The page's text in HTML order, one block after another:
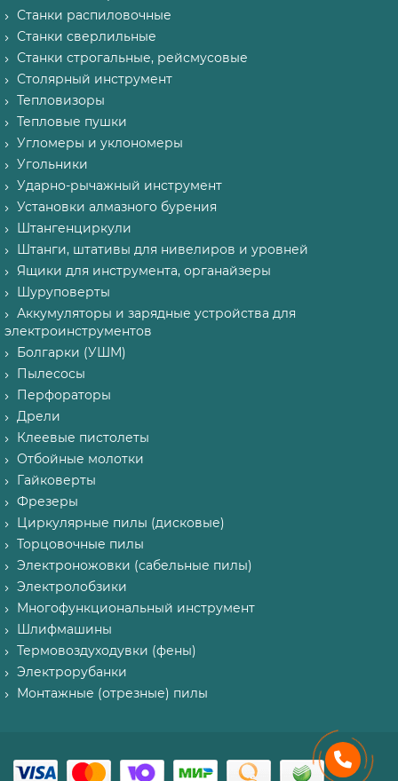
Станки распиловочные
Станки сверлильные
Станки строгальные, рейсмусовые
Столярный инструмент
Тепловизоры
Тепловые пушки
Угломеры и уклономеры
Угольники
Ударно-рычажный инструмент
Установки алмазного бурения
Штангенциркули
Штанги, штативы для нивелиров и уровней
Ящики для инструмента, органайзеры
Шуруповерты
Аккумуляторы и зарядные устройства для
электроинструментов
Болгарки (УШМ)
Пылесосы
Перфораторы
Дрели
Клеевые пистолеты
Отбойные молотки
Гайковерты
Фрезеры
Циркулярные пилы (дисковые)
Торцовочные пилы
Электроножовки (сабельные пилы)
Электролобзики
Многофункциональный инструмент
Шлифмашины
Термовоздуходувки (фены)
Электрорубанки
Монтажные (отрезные) пилы